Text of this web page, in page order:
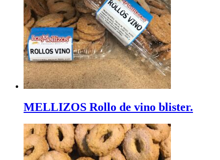
MELLIZOS Rollo de vino blister.